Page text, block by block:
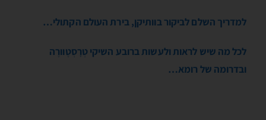
למדריך השלם לביקור בוותיקן, בירת העולם הקתולי…
לכל מה שיש לראות ולעשות ברובע השיקי טְרָסְטֶוורֶה
ובדרומה של רומא…